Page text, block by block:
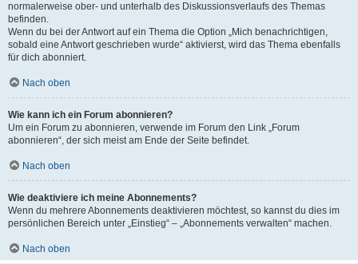
normalerweise ober- und unterhalb des Diskussionsverlaufs des Themas
befinden.
Wenn du bei der Antwort auf ein Thema die Option „Mich benachrichtigen,
sobald eine Antwort geschrieben wurde“ aktivierst, wird das Thema ebenfalls
für dich abonniert.
Nach oben
Wie kann ich ein Forum abonnieren?
Um ein Forum zu abonnieren, verwende im Forum den Link „Forum
abonnieren“, der sich meist am Ende der Seite befindet.
Nach oben
Wie deaktiviere ich meine Abonnements?
Wenn du mehrere Abonnements deaktivieren möchtest, so kannst du dies im
persönlichen Bereich unter „Einstieg“ – „Abonnements verwalten“ machen.
Nach oben